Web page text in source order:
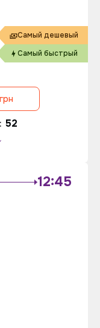
Самый дешевый
Самый быстрый
52
12:45